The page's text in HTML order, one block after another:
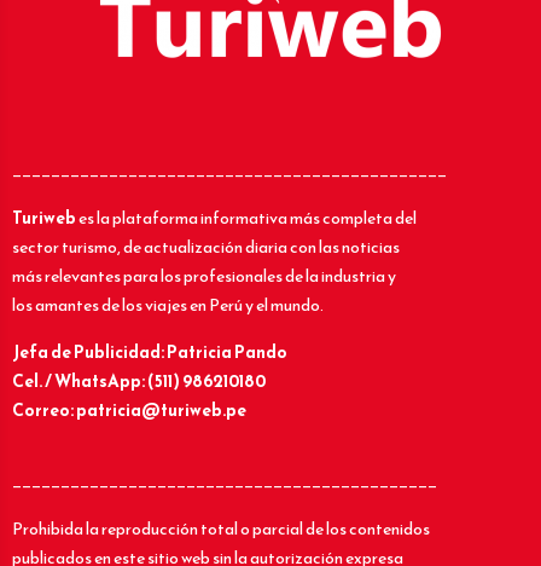
_____________________________________________
Turiwebes la plataforma informativa más completa del
sector turismo, de actualización diaria con las noticias
más relevantes para los profesionales de la industria y
los amantes de los viajes en Perú y el mundo.
Jefa de Publicidad: Patricia Pando
Cel. / WhatsApp: (511) 986210180
Correo: patricia@turiweb.pe
____________________________________________
Prohibida la reproducción total o parcial de los contenidos
publicados en este sitio web sin la autorización expresa